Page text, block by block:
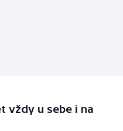
vždy u sebe i na